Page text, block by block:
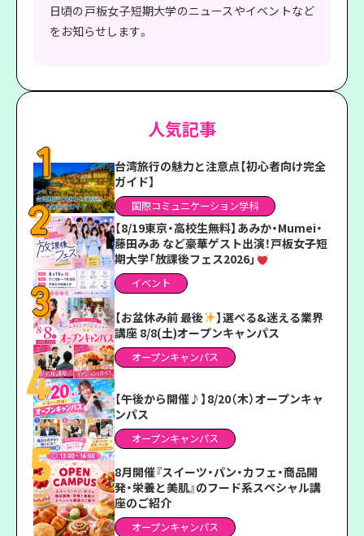
日頃の戸板女子短期大学のニュースやイベントなど
をお知らせします。
人気記事
台湾旅行の魅力と注意点【初心者向け完全
ガイド】
国際コミュニケーション学科
【8/19東京・高校生無料】あみか・Mumei・
藤田みあ など豪華ゲスト出演！戸板女子短
期大学「放課後フェス2026」
イベント
【お盆休み前 最後
】選べる&迷える業界
講座 8/8(土)オープンキャンパス
オープンキャンパス
【午後から開催♪】8/20（木）オープンキャ
ンパス
オープンキャンパス
8月開催『スイーツ・パン・カフェ・商品開
発・栄養と美肌』のフード系スペシャル講
座のご紹介
オープンキャンパス